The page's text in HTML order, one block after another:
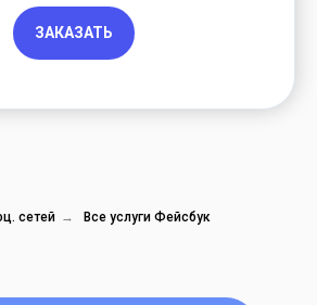
ЗАКАЗАТЬ
сетей → Все услуги Фейсбук